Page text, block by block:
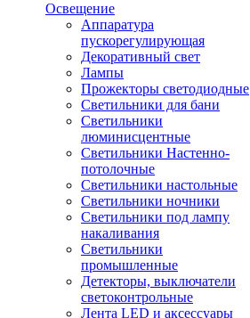
Освещение
Аппаратура
пускорегулирующая
Декоративный свет
Лампы
Прожекторы светодиодные
Светильники для бани
Светильники
люминисцентные
Светильники Настенно-
потолочные
Светильники настольные
Светильники ночники
Светильники под лампу
накаливания
Светильники
промышленные
Детекторы, выключатели
светоконтрольные
Лента LED и аксессуары